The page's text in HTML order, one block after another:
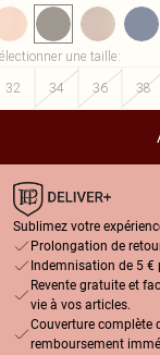
une taille:
32
34 36 38
Sublimez votre
Prolongation de
Indemnisation de 5
Revente gratuite et
vie à vos articles.
Couverture complète
remboursement